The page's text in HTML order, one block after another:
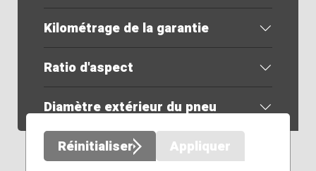
Kilométrage de la garantie
Ratio d'aspect
Diamètre extérieur du pneu
Réinitialiser
Appliquer